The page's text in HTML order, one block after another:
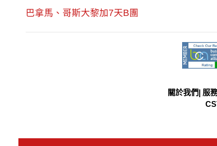
巴拿馬、哥斯大黎加7天B團
關於我們
服